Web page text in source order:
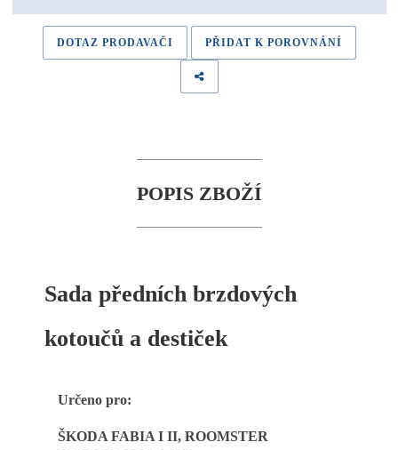
DOTAZ PRODAVAČI PŘIDAT K POROVNÁNÍ
POPIS ZBOŽÍ
Sada předních brzdových
kotoučů a destiček
Určeno pro:
ŠKODA FABIA I II, ROOMSTER